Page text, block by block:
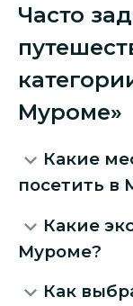
Часто
Муроме»
Какие
посетить в
Какие
Муроме?
Как